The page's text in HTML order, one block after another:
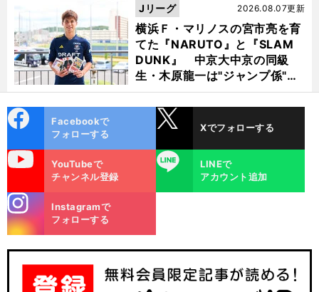
横浜Ｆ・マリノスの宮市亮を育
てた『NARUTO』と『SLAM
DUNK』 中京大中京の同級
生・木原龍一は"ジャンプ係"だ
った
2026.08.07更新
Jリーグ
ok
Facebookで
フォローする
Xでフォローする
YouTubeで
チャンネル登録
LINE
LINEで
アカウント追加
m
Instagramで
フォローする